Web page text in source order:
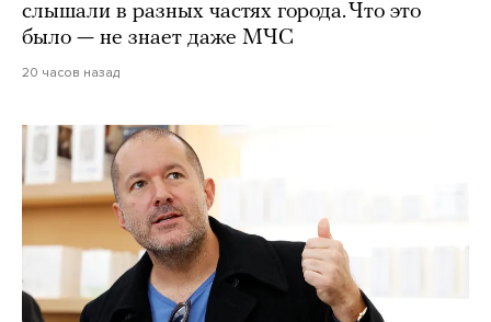
слышали в разных частях города. Что это
было — не знает даже МЧС
20 часов назад